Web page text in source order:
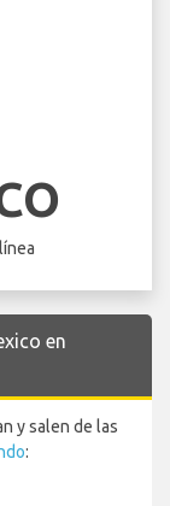
en
y salen de las
: